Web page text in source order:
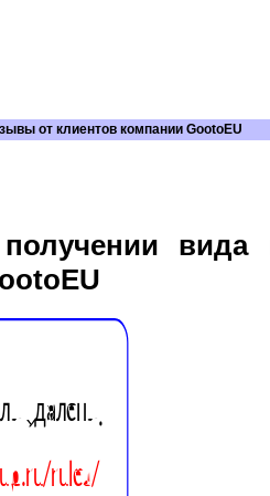
от клиентов компании GootoEU